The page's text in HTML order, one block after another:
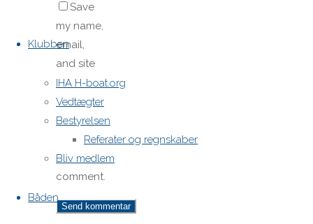
Klubben
IHA H-boat.org
Vedtægter
Bestyrelsen
Referater og regnskaber
Bliv medlem
Båden
Save
my name,
email,
and site
URL in my
browser
for next
time I
post a
comment.